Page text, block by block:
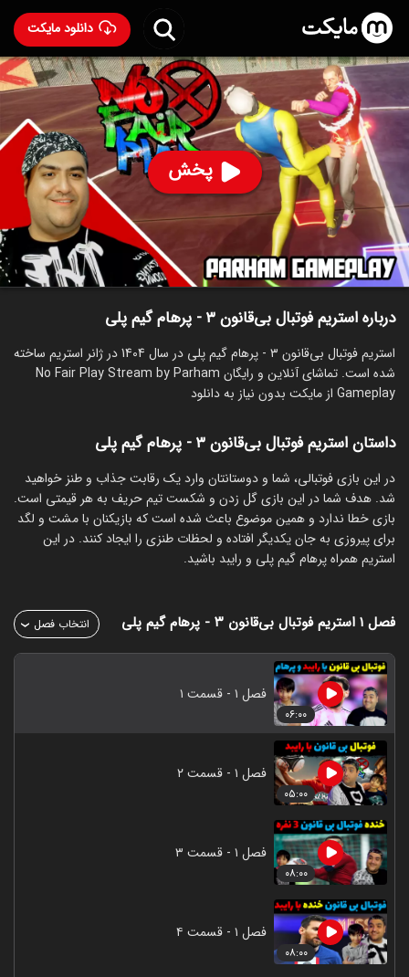
دانلود مایکت
پخش
استریم فوتبال بی‌قانون ۳ - پرهام گیم پلی ساخت 1404
۶۰ 92% پرهام گیم پلی
ساخت ایران سال 1404
رده سنی ۱۳+
استریم
توضیحات قسمت‌ها سریال‌های مشابه
درباره استریم فوتبال بی‌قانون ۳ - پرهام گیم پلی
استریم فوتبال بی‌قانون ۳ - پرهام گیم پلی در سال 1404 در ژانر استریم ساخته
شده است. تماشای آنلاین و رایگان No Fair Play Stream by Parham
Gameplay از مایکت بدون نیاز به دانلود
داستان استریم فوتبال بی‌قانون ۳ - پرهام گیم پلی
‏در این بازی فوتبالی، شما و دوستانتان وارد یک رقابت جذاب و طنز خواهید
شد. هدف شما در این بازی گل زدن و شکست تیم حریف به هر قیمتی است.
بازی خطا ندارد و همین موضوع باعث شده است که بازیکنان با مشت و لگد
برای پیروزی به جان یکدیگر افتاده و لحظات طنزی را ایجاد کنند. در این
استریم همراه پرهام گیم پلی و رایبد باشید.
فصل ۱ استریم فوتبال بی‌قانون ۳ - پرهام گیم پلی انتخاب فصل
۰۶:۰۰
فصل ۱ - قسمت ۱
۰۵:۰۰
فصل ۱ - قسمت ۲
۰۸:۰۰
فصل ۱ - قسمت ۳
۰۸:۰۰
فصل ۱ - قسمت ۴